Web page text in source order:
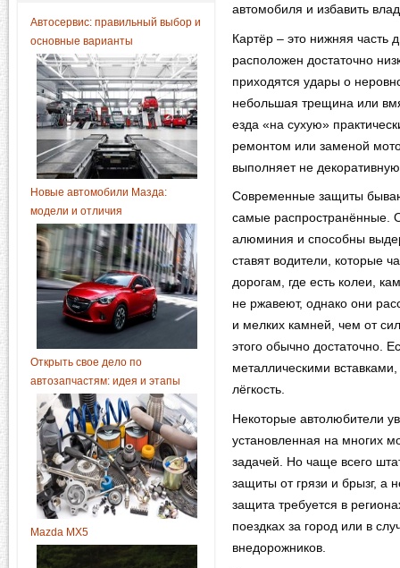
Автосервис: правильный выбор и
основные варианты
Новые автомобили Мазда:
модели и отличия
Открыть свое дело по
автозапчастям: идея и этапы
Mazda MX5
автомобиля и избавить
Картёр – это нижняя часть
расположен достаточно
приходятся удары о
небольшая трещина или
езда «на сухую»
ремонтом или заменой
выполняет не
Современные защиты
самые распространённые.
алюминия и способны
ставят водители, которые
дорогам, где есть колеи,
не ржавеют, однако они
и мелких камней, чем от
этого обычно достаточно.
металлическими
лёгкость.
Некоторые автолюбители
установленная на многих
задачей. Но чаще всего
защиты от грязи и брызг, а
защита требуется в
поездках за город или в
внедорожников.